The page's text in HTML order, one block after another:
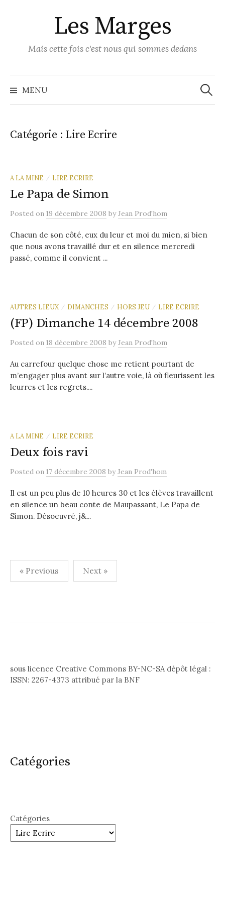
Les Marges
Mais cette fois c'est nous qui sommes dedans
MENU
Catégorie : Lire Ecrire
A LA MINE / LIRE ECRIRE
Le Papa de Simon
Posted on 19 décembre 2008 byJean Prod'hom
Chacun de son côté, eux du leur et moi du mien, si bien
que nous avons travaillé dur et en silence mercredi
passé, comme il convient ...
AUTRES LIEUX / DIMANCHES / HORS JEU / LIRE ECRIRE
(FP) Dimanche 14 décembre 2008
Posted on 18 décembre 2008 byJean Prod'hom
Au carrefour quelque chose me retient pourtant de
m’engager plus avant sur l’autre voie, là où fleurissent les
leurres et les regrets....
A LA MINE / LIRE ECRIRE
Deux fois ravi
Posted on 17 décembre 2008 byJean Prod'hom
Il est un peu plus de 10 heures 30 et les élèves travaillent
en silence un beau conte de Maupassant, Le Papa de
Simon. Désoeuvré, j&...
Pagination
des
« Previous Next »
sous licence Creative Commons BY-NC-SA dépôt légal :
ISSN: 2267-4373 attribué par la BNF
Catégories
Catégories